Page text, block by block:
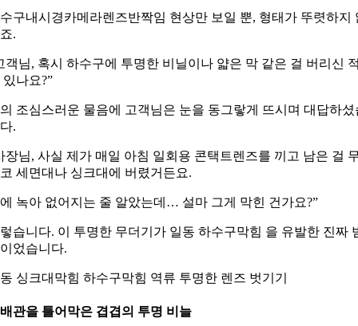
구내시경카메라렌즈반짝임 현상만 보일 뿐, 형태가 뚜렷하지
.
객님, 혹시 하수구에 투명한 비닐이나 얇은 막 같은 걸 버리신
있나요?”
조심스러운 물음에 고객님은 눈을 동그랗게 뜨시며 대답하셨
.
장님, 사실 제가 매일 아침 일회용 콘택트렌즈를 끼고 남은 걸
세면대나 싱크대에 버렸거든요.
녹아 없어지는 줄 알았는데… 설마 그게 막힌 건가요?”
습니다. 이 투명한 무더기가 일동 하수구막힘 을 유발한 진짜
었습니다.
싱크대막힘 하수구막힘 역류 투명한 렌즈 벗기기
관을 틀어막은 겹겹의 투명 비늘